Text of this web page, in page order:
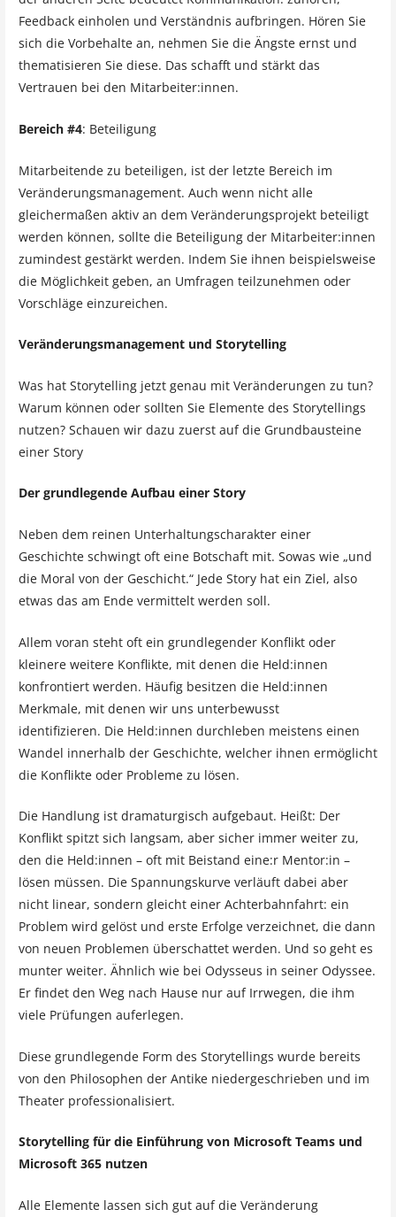
Feedback einholen und Verständnis aufbringen. Hören Sie
sich die Vorbehalte an, nehmen Sie die Ängste ernst und
thematisieren Sie diese. Das schafft und stärkt das
Vertrauen bei den Mitarbeiter:innen.
Bereich #4: Beteiligung
Mitarbeitende zu beteiligen, ist der letzte Bereich im
Veränderungsmanagement. Auch wenn nicht alle
gleichermaßen aktiv an dem Veränderungsprojekt beteiligt
werden können, sollte die Beteiligung der Mitarbeiter:innen
zumindest gestärkt werden. Indem Sie ihnen beispielsweise
die Möglichkeit geben, an Umfragen teilzunehmen oder
Vorschläge einzureichen.
Veränderungsmanagement und Storytelling
Was hat Storytelling jetzt genau mit Veränderungen zu tun?
Warum können oder sollten Sie Elemente des Storytellings
nutzen? Schauen wir dazu zuerst auf die Grundbausteine
einer Story
Der grundlegende Aufbau einer Story
Neben dem reinen Unterhaltungscharakter einer
Geschichte schwingt oft eine Botschaft mit. Sowas wie „und
die Moral von der Geschicht.“ Jede Story hat ein Ziel, also
etwas das am Ende vermittelt werden soll.
Allem voran steht oft ein grundlegender Konflikt oder
kleinere weitere Konflikte, mit denen die Held:innen
konfrontiert werden. Häufig besitzen die Held:innen
Merkmale, mit denen wir uns unterbewusst
identifizieren. Die Held:innen durchleben meistens einen
Wandel innerhalb der Geschichte, welcher ihnen ermöglicht
die Konflikte oder Probleme zu lösen.
Die Handlung ist dramaturgisch aufgebaut. Heißt: Der
Konflikt spitzt sich langsam, aber sicher immer weiter zu,
den die Held:innen – oft mit Beistand eine:r Mentor:in –
lösen müssen. Die Spannungskurve verläuft dabei aber
nicht linear, sondern gleicht einer Achterbahnfahrt: ein
Problem wird gelöst und erste Erfolge verzeichnet, die dann
von neuen Problemen überschattet werden. Und so geht es
munter weiter. Ähnlich wie bei Odysseus in seiner Odyssee.
Er findet den Weg nach Hause nur auf Irrwegen, die ihm
viele Prüfungen auferlegen.
Diese grundlegende Form des Storytellings wurde bereits
von den Philosophen der Antike niedergeschrieben und im
Theater professionalisiert.
Storytelling für die Einführung von Microsoft Teams und
Microsoft 365 nutzen
Alle Elemente lassen sich gut auf die Veränderung